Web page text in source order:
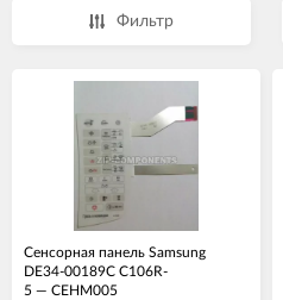
Фильтр
Сенсорная панель Samsung
DE34-00189C C106R-
5 — СЕНМ005